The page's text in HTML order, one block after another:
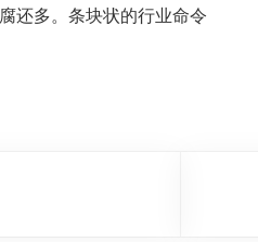
还多。条块状的行业命令